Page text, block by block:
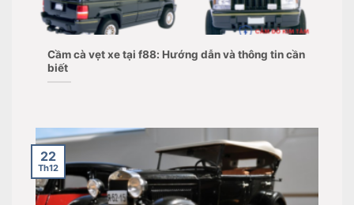
Cầm cà vẹt xe tại f88: Hướng dẫn và thông tin cần
biết
22
Th12